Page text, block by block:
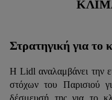
Στρατηγική για το
Η Lidl αναλαμβάνει την
στόχων του Παρισιού